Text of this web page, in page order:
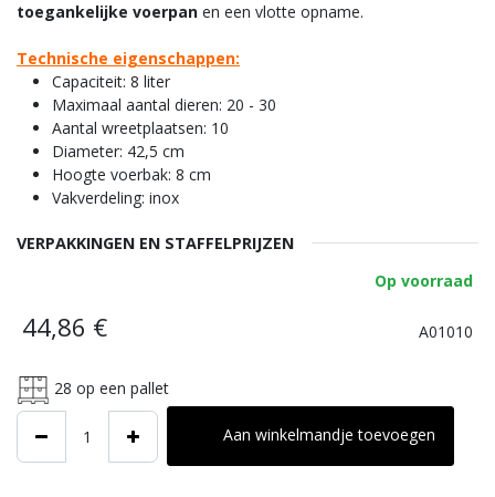
toegankelijke voerpan en een vlotte opname.
Technische eigenschappen:
Capaciteit: 8 liter
Maximaal aantal dieren: 20 - 30
Aantal wreetplaatsen: 10
Diameter: 42,5 cm
Hoogte voerbak: 8 cm
Vakverdeling: inox
VERPAKKINGEN EN STAFFELPRIJZEN
Op voorraad
44,86 € A01010
28 op een pallet
Aan winkelmandje toevoegen